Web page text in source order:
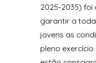
2025-2035)
garantir a
jovens as
pleno